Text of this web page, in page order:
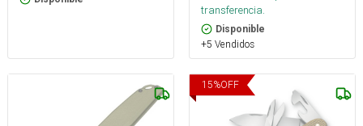
transferencia.
Disponible
+5 Vendidos
15%OFF